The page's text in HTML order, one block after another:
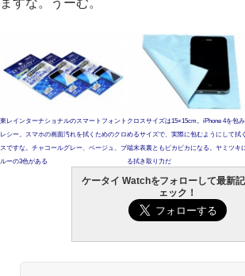
ますな。うーむ。
東レインターナショナルのスマートフォント
レシー。スマホの画面汚れを拭くためのクロ
スですな。チャコールグレー、ベージュ、ブ
ルーの3色がある
クロスサイズは15×15cm。iPhone 4を包
めるサイズで、実際に包むようにして拭
端末表裏ともピカピカになる。ヤミツキ
る拭き取り力だ
ケータイ Watchをフォローして最新
ェック！